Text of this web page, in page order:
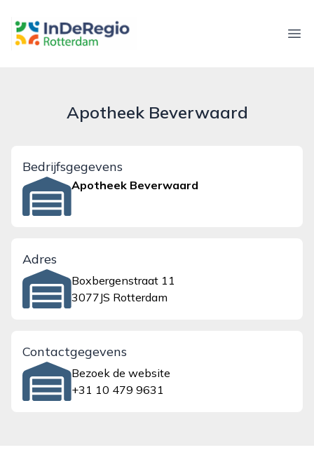
inderegiorotterdam.nl
Apotheek Beverwaard
Bedrijfsgegevens
Apotheek Beverwaard
Adres
Boxbergenstraat 11
3077JS Rotterdam
Contactgegevens
Bezoek de website
+31 10 479 9631